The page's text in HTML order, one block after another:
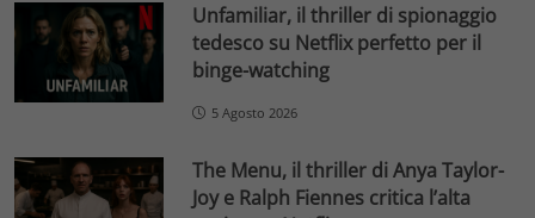
Unfamiliar, il thriller di spionaggio
tedesco su Netflix perfetto per il
binge-watching
5 Agosto 2026
The Menu, il thriller di Anya Taylor-
Joy e Ralph Fiennes critica l’alta